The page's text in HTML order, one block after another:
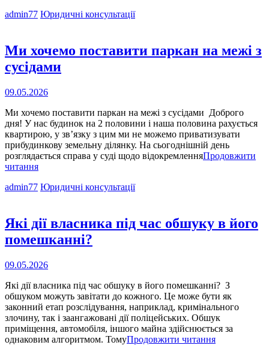
admin77 Cat
Юридичні консультації
Ми хочемо поставити паркан на межі з
сусідами
Опубліковано
09.05.2026
Ми хочемо поставити паркан на межі з сусідами Доброго
дня! У нас будинок на 2 половини і наша половина рахується
квартирою, у зв’язку з цим ми не можемо приватизувати
прибудинкову земельну ділянку. На сьогоднішній день
розглядається справа у суді щодо відокремленняПродовжити
читанняМи
поставити
межі
з
сусідами
admin77 Cat
Юридичні консультації
Які дії власника під час обшуку в його
помешканні?
Опубліковано
09.05.2026
Які дії власника під час обшуку в його помешканні? З
обшуком можуть завітати до кожного. Це може бути як
законний етап розслідування, наприклад, кримінального
злочину, так і заангажовані дії поліцейських. Обшук
приміщення, автомобіля, іншого майна здійснюється за
однаковим алгоритмом. ТомуПродовжити читанняЯкі